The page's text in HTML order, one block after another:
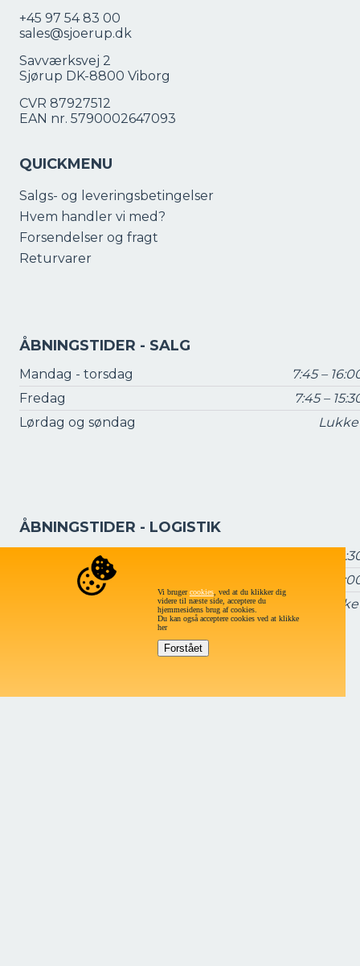
+45 97 54 83 00
sales@sjoerup.dk
Savværksvej 2
Sjørup DK-8800 Viborg
CVR 87927512
EAN nr. 5790002647093
QUICKMENU
Salgs- og leveringsbetingelser
Hvem handler vi med?
Forsendelser og fragt
Returvarer
ÅBNINGSTIDER - SALG
Mandag - torsdag
7:45 –
Fredag
7:45 –
Lørdag og søndag
ÅBNINGSTIDER - LOGISTIK
Mandag - torsdag
7:15 –
7:15 –
Vi brugercookies, ved at du klikker dig
videre til næste side, acceptere du
hjemmesidens brug af cookies.
Du kan også acceptere cookies ved at klikke
her